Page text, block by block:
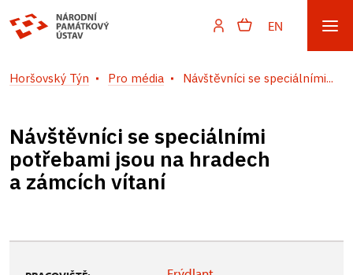
EN
Horšovský Týn Pro média Návštěvníci se speciálními...
Návštěvníci se speciálními
potřebami jsou na hradech
a zámcích vítaní